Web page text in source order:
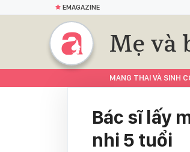
EMAGAZINE
Mẹ và
MANG THAI VÀ SINH
Bác sĩ lấy
nhi 5 tuổi